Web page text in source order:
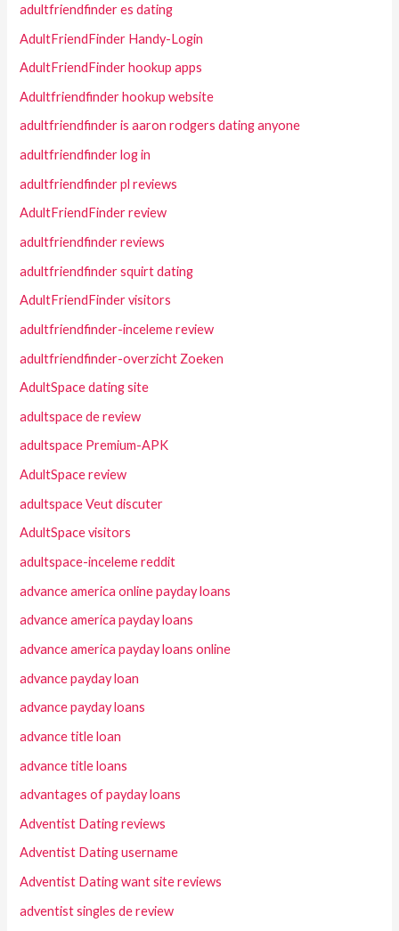
adultfriendfinder es dating
AdultFriendFinder Handy-Login
AdultFriendFinder hookup apps
Adultfriendfinder hookup website
adultfriendfinder is aaron rodgers dating anyone
adultfriendfinder log in
adultfriendfinder pl reviews
AdultFriendFinder review
adultfriendfinder reviews
adultfriendfinder squirt dating
AdultFriendFinder visitors
adultfriendfinder-inceleme review
adultfriendfinder-overzicht Zoeken
AdultSpace dating site
adultspace de review
adultspace Premium-APK
AdultSpace review
adultspace Veut discuter
AdultSpace visitors
adultspace-inceleme reddit
advance america online payday loans
advance america payday loans
advance america payday loans online
advance payday loan
advance payday loans
advance title loan
advance title loans
advantages of payday loans
Adventist Dating reviews
Adventist Dating username
Adventist Dating want site reviews
adventist singles de review